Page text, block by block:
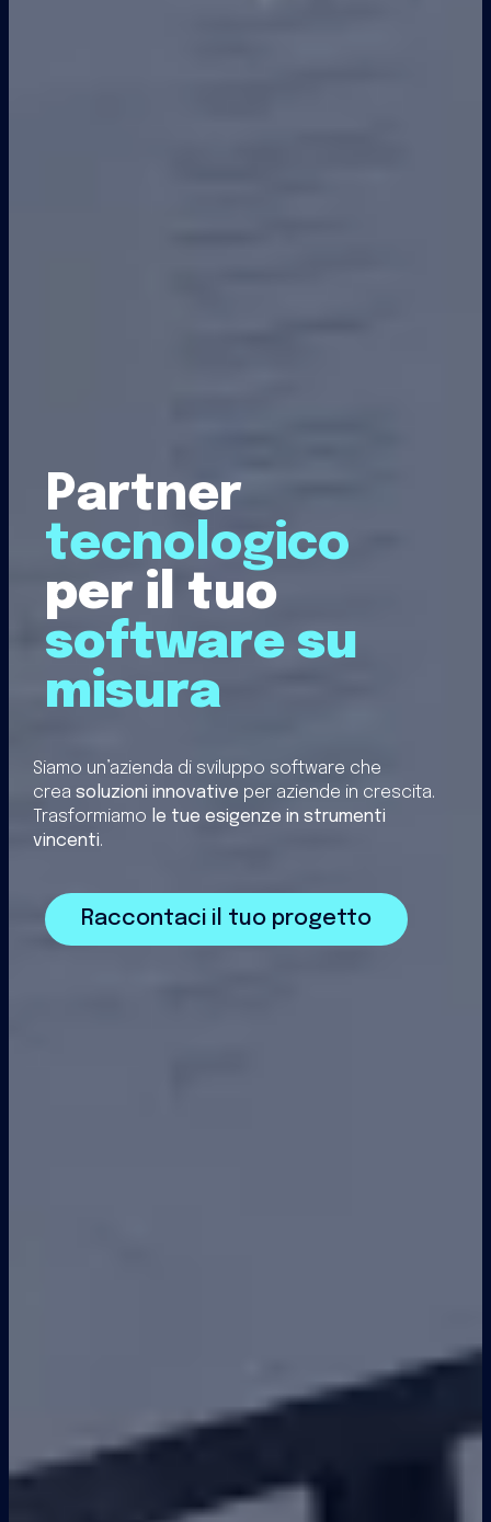
Partner
tecnologico
per il tuo
software su
misura
Siamo un’azienda di sviluppo software che
crea soluzioni innovative per aziende in crescita.
Trasformiamo le tue esigenze in strumenti
vincenti.
Raccontaci il tuo progetto